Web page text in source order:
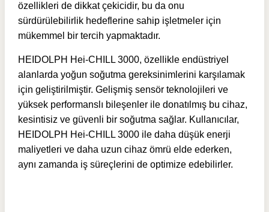
özellikleri de dikkat çekicidir, bu da onu
sürdürülebilirlik hedeflerine sahip işletmeler için
mükemmel bir tercih yapmaktadır.
HEIDOLPH Hei-CHILL 3000, özellikle endüstriyel
alanlarda yoğun soğutma gereksinimlerini karşılamak
için geliştirilmiştir. Gelişmiş sensör teknolojileri ve
yüksek performanslı bileşenler ile donatılmış bu cihaz,
kesintisiz ve güvenli bir soğutma sağlar. Kullanıcılar,
HEIDOLPH Hei-CHILL 3000 ile daha düşük enerji
maliyetleri ve daha uzun cihaz ömrü elde ederken,
aynı zamanda iş süreçlerini de optimize edebilirler.